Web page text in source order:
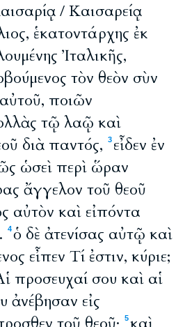
/ Καισαρείᾳ
ἑκατοντάρχης ἐκ
Ἰταλικῆς,
τὸν θεὸν σὺν
ποιῶν
τῷ λαῷ καὶ
διὰ παντός,
3 εἶδεν ἐν
ὡσεὶ περὶ ὥραν
ἄγγελον τοῦ θεοῦ
αὐτὸν καὶ εἰπόντα
4ὁ δὲ ἀτενίσας αὐτῷ καὶ
εἶπεν Τί ἐστιν, κύριε;
προσευχαί σου καὶ αἱ
ἀνέβησαν εἰς
5